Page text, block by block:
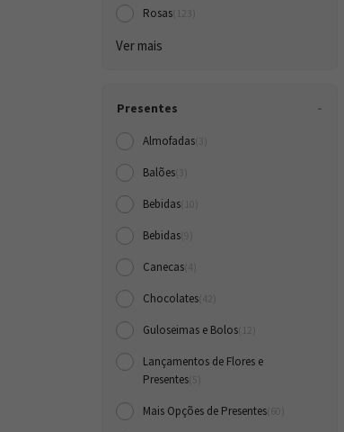
Rosas
Ver mais
Presentes
Almofadas
Balões
Bebidas
Bebidas
Canecas
Chocolates
Guloseimas e Bolos
Lançamentos de Flores e
Presentes
Mais Opções de Presentes